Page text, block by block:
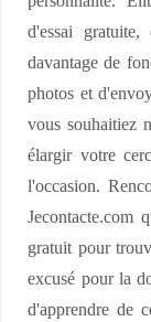
d'essai
davantage de
photos et
vous souhaitiez
élargir votre
l'occasion.
Jecontacte.com
gratuit pour
excusé pour la
d'apprendre de